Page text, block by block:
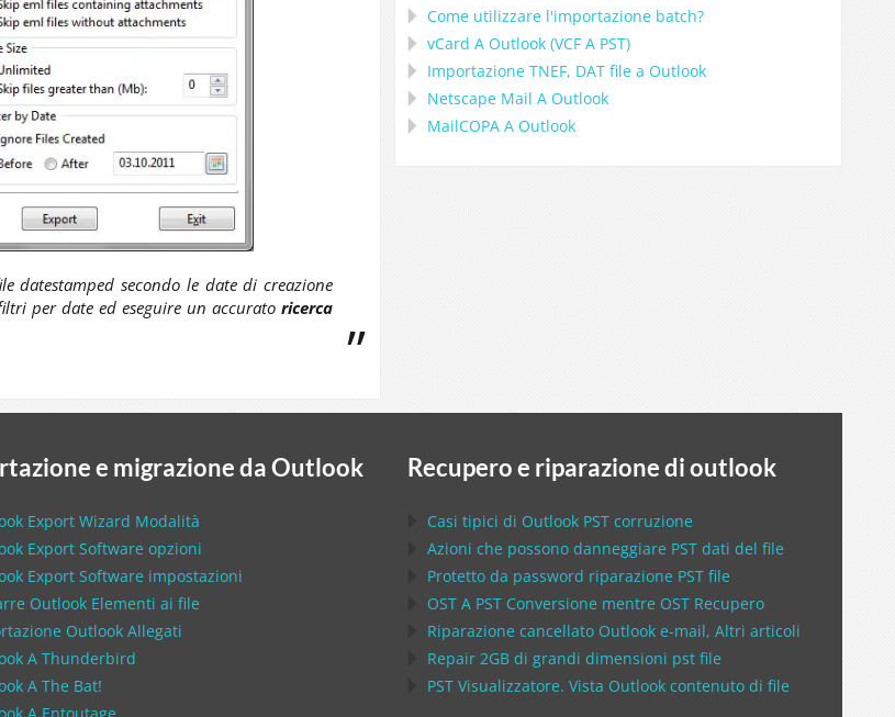
datestamped secondo le date di creazione
per date ed eseguire un accurato ricerca
Come utilizzare l'importazione batch?
vCard A Outlook (VCF A PST)
Importazione TNEF, DAT file a Outlook
Netscape Mail A Outlook
MailCOPA A Outlook
e migrazione da Outlook
Export Wizard Modalità
Export Software opzioni
Export Software impostazioni
Outlook Elementi ai file
Outlook Allegati
A Thunderbird
A The Bat!
A Entoutage
Recupero e riparazione di outlook
Casi tipici di Outlook PST corruzione
Azioni che possono danneggiare PST dati del file
Protetto da password riparazione PST file
OST A PST Conversione mentre OST Recupero
Riparazione cancellato Outlook e-mail, Altri articoli
Repair 2GB di grandi dimensioni pst file
PST Visualizzatore. Vista Outlook contenuto di file